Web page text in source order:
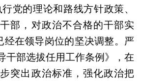
党的理论和路线方针政策、
部，对政治不合格的干部实
经在领导岗位的坚决调整。严
干部选拔任用工作条例》，在
突出政治标准，强化政治把